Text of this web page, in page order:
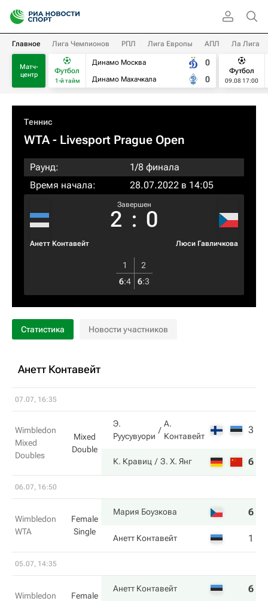
Главное Лига Чемпионов РПЛ Лига Европы АПЛ Ла Лига
Матч-
центр
Футбол
1-й тайм
Динамо Москва
Динамо Махачкала
0
0
Футбол
09.08 17:00
Теннис
WTA- Livesport Prague Open
Раунд:
1/8 финала
Время начала:
28.07.2022 в 14:05
Анетт Контавейт
Завершен
2 : 0
Люси Гавличкова
1
2
6:4 6:3
Статистика Новости участников
Анетт Контавейт
07.07, 16:35
Wimbledon
Mixed
Doubles
Mixed
Double
Э.
Руусувуори
А.
Контавейт
3
К. Кравиц З. Х. Янг 6
06.07, 16:50
Wimbledon
WTA
Female
Single
Мария Боузкова 6
Анетт Контавейт 1
05.07, 14:35
Wimbledon
Female
Анетт Контавейт 6